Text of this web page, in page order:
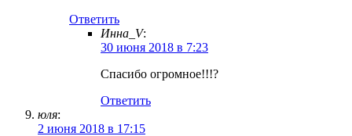
Ответить
Инна_V:
30 июня 2018 в 7:23
Спасибо огромное!!!?
Ответить
юля:
2 июня 2018 в 17:15